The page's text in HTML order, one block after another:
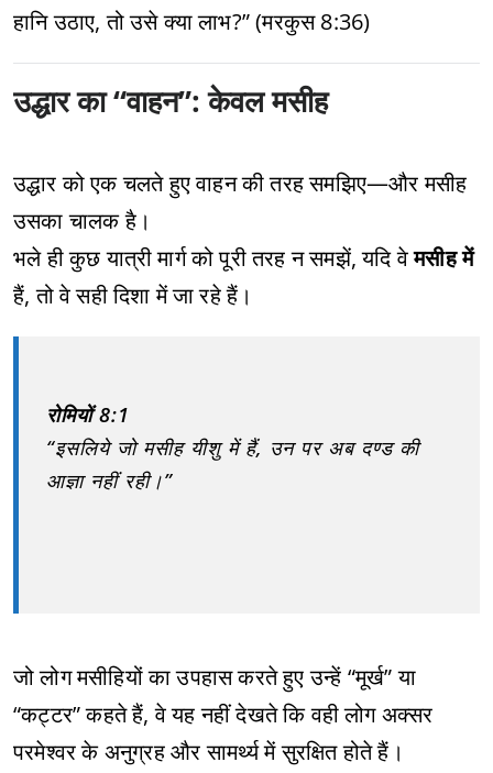
हानि उठाए, तो उसे क्या लाभ?” (मरकुस 8:36)
उद्धार का “वाहन”: केवल मसीह
उद्धार को एक चलते हुए वाहन की तरह समझिए—और मसीह
उसका चालक है।
भले ही कुछ यात्री मार्ग को पूरी तरह न समझें, यदि वेमसीह में
हैं, तो वे सही दिशा में जा रहे हैं।
रोमियों 8:1
“इसलिये जो मसीह यीशु में हैं, उन पर अब दण्ड की
आज्ञा नहीं रही।”
जो लोग मसीहियों का उपहास करते हुए उन्हें “मूर्ख” या
“कट्टर” कहते हैं, वे यह नहीं देखते कि वही लोग अक्सर
परमेश्वर के अनुग्रह और सामर्थ्य में सुरक्षित होते हैं।